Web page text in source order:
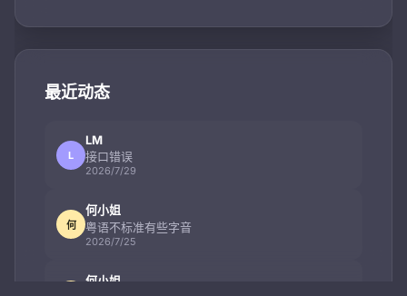
最近动态
L
LM
接口错误
2026/7/29
何
何小姐
粤语不标准有些字音
2026/7/25
何小姐